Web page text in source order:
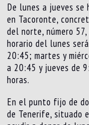
De lunes a jueves
en Tacoronte,
del norte, número
horario del lunes
20:45; martes y
a 20:45 y jueves de
horas.
En el punto fijo de
de Tenerife, situado